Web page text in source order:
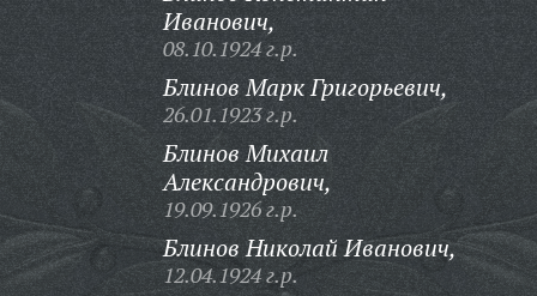
Иванович,
08.10.1924 г.р.
Блинов Марк Григорьевич,
26.01.1923 г.р.
Блинов Михаил
Александрович,
19.09.1926 г.р.
Блинов Николай Иванович,
12.04.1924 г.р.